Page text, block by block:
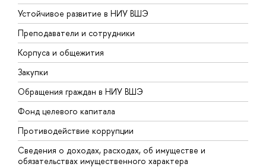
Устойчивое развитие в НИУ ВШЭ
Преподаватели и сотрудники
Корпуса и общежития
Закупки
Обращения граждан в НИУ ВШЭ
Фонд целевого капитала
Противодействие коррупции
Сведения о доходах, расходах, об имуществе и
обязательствах имущественного характера